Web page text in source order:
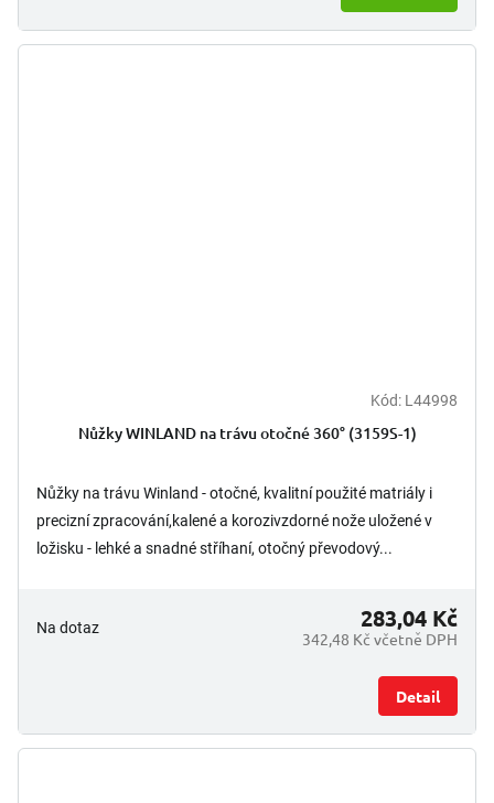
Kód: L44998
Nůžky WINLAND na trávu otočné 360° (3159S-1)
Nůžky na trávu Winland - otočné, kvalitní použité matriály i
precizní zpracování,kalené a korozivzdorné nože uložené v
ložisku - lehké a snadné stříhaní, otočný převodový...
Na dotaz
342,48 Kč včetně DPH
283,04 Kč
Detail